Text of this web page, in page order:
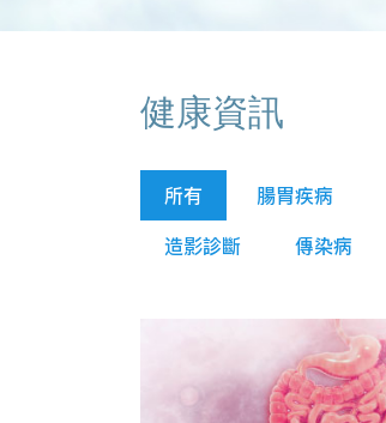
健康資訊
所有 腸胃疾病
造影診斷
傳染病